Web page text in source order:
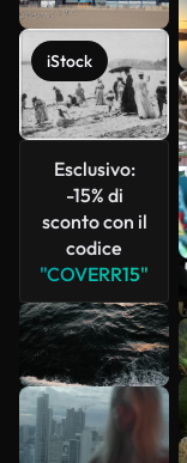
iStock
Esclusivo:
-15% di
sconto con il
codice
"COVERR15"